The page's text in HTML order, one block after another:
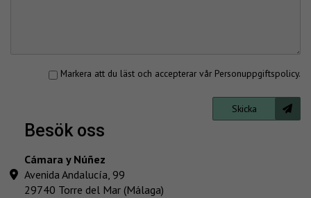
Markera att du läst och accepterar vår Personuppgiftspolicy.
Skicka
besök oss
Cámara y Núñez
Avenida Andalucía, 99
29740 Torre del Mar (Málaga)